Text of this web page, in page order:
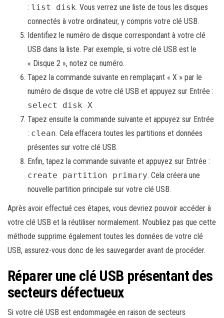
: list disk. Vous verrez une liste de tous les disques
connectés à votre ordinateur, y compris votre clé USB.
Identifiez le numéro de disque correspondant à votre clé
USB dans la liste. Par exemple, si votre clé USB est le
« Disque 2 », notez ce numéro.
Tapez la commande suivante en remplaçant « X » par le
numéro de disque de votre clé USB et appuyez sur Entrée :
select disk X
Tapez ensuite la commande suivante et appuyez sur Entrée
: clean. Cela effacera toutes les partitions et données
présentes sur votre clé USB.
Enfin, tapez la commande suivante et appuyez sur Entrée :
create partition primary. Cela créera une
nouvelle partition principale sur votre clé USB.
Après avoir effectué ces étapes, vous devriez pouvoir accéder à
votre clé USB et la réutiliser normalement. N’oubliez pas que cette
méthode supprime également toutes les données de votre clé
USB, assurez-vous donc de les sauvegarder avant de procéder.
Réparer une clé USB présentant des
secteurs défectueux
Si votre clé USB est endommagée en raison de secteurs